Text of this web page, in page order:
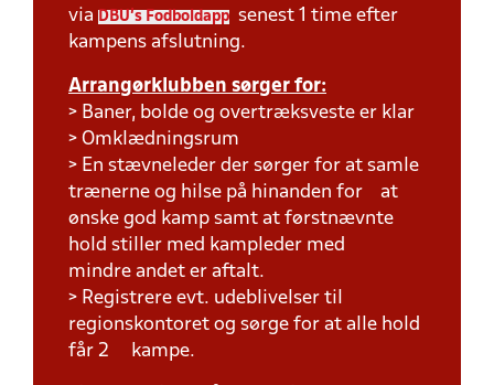
via
DBU's Fodboldapp
senest 1 time efter
kampens afslutning.
Arrangørklubben sørger for:
> Baner, bolde og overtræksveste er klar
> Omklædningsrum
> En stævneleder der sørger for at samle
trænerne og hilse på hinanden for at
ønske god kamp samt at førstnævnte
hold stiller med kampleder med
mindre andet er aftalt.
> Registrere evt. udeblivelser til
regionskontoret og sørge for at alle hold
får 2 kampe.